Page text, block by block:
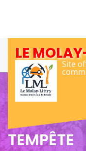
LE
Site
TEMPÊTE